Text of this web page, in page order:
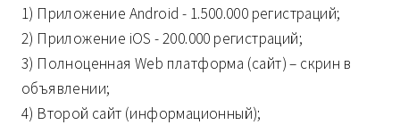
1) Приложение Android - 1.500.000 регистраций;
2) Приложение iOS - 200.000 регистраций;
3) Полноценная Web платформа (сайт) – скрин в
объявлении;
4) Второй сайт (информационный);